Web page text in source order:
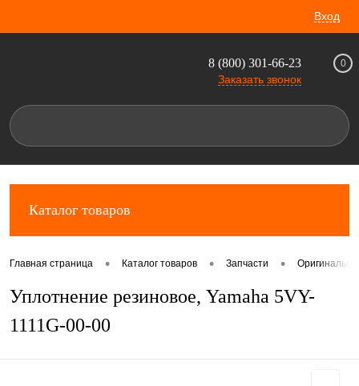
Вход
8 (800) 301-66-23
Заказать звонок
0
Каталог товаров
Главная страница • Каталог товаров • Запчасти •
Уплотнение резиновое, Yamaha 5VY-
1111G-00-00